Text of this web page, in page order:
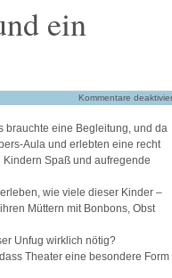
ein
Kommentare
brauchte eine Begleitung, und da
Aula und erlebten eine recht
Spaß und aufregende
wie viele dieser Kinder –
Müttern mit Bonbons, Obst
Unfug wirklich nötig?
Theater eine besondere Form